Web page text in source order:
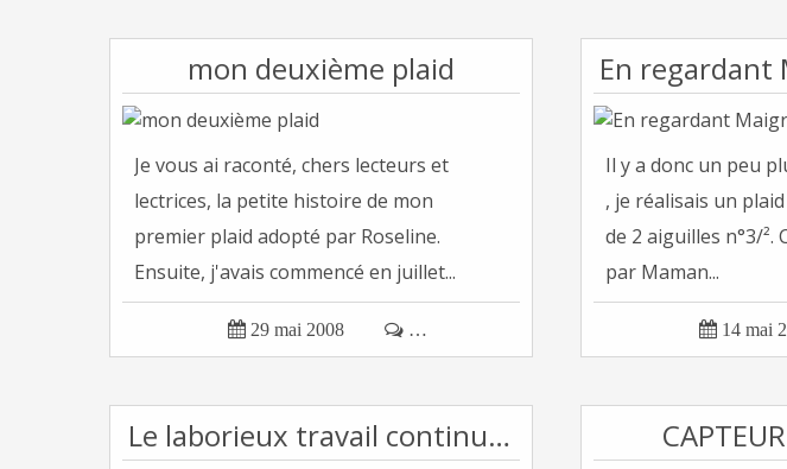
mon deuxième plaid
Je vous ai raconté, chers lecteurs et
lectrices, la petite histoire de mon
premier plaid adopté par Roseline.
Ensuite, j'avais commencé en juillet...
 29 mai 2008  …
Il y a donc un peu
, je réalisais un
de 2 aiguilles n°3/².
par Maman...
 14 mai
Le laborieux travail continue ...